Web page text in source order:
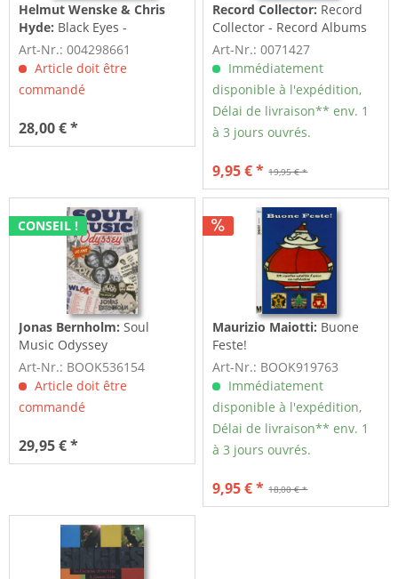
Helmut Wenske & Chris
Hyde: Black Eyes -
Indonesier-Bands in
Germany
Art-Nr.: 004298661
Article doit être
commandé
28,00 € *
Record Collector: Record
Collector - Record Albums
Price Guide,...
Art-Nr.: 0071427
Immédiatement
disponible à l'expédition,
Délai de livraison** env. 1
à 3 jours ouvrés.
19,95 € *
9,95 € *
CONSEIL !
Jonas Bernholm: Soul
Music Odyssey
Art-Nr.: BOOK536154
Article doit être
commandé
29,95 € *
Maurizio Maiotti: Buone
Feste!
Art-Nr.: BOOK919763
Immédiatement
disponible à l'expédition,
Délai de livraison** env. 1
à 3 jours ouvrés.
18,00 € *
9,95 € *